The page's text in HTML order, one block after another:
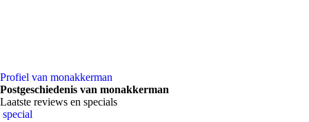
Profiel van monakkerman
Postgeschiedenis van monakkerman
Laatste reviews en specials
special